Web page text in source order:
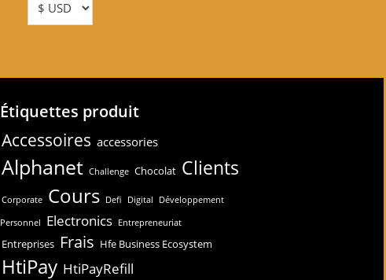
Étiquettes produit
Accessoires accessories
Alphanet Challenge Chocolat Clients
Corporate Cours Defi Digital Développement
Personnel Electronics Entrepreneuriat
Entreprises Frais Hfe Business Ecosystem
HtiPay HtiPayRefill